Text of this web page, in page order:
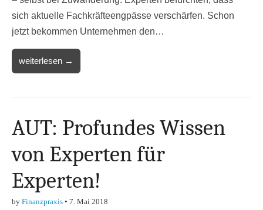
sich aktuelle Fachkräfteengpässe verschärfen. Schon
jetzt bekommen Unternehmen den…
weiterlesen →
AUT: Profundes Wissen
von Experten für
Experten!
by Finanzpraxis • 7. Mai 2018